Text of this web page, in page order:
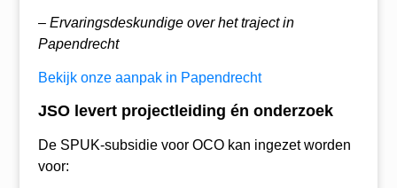
– Ervaringsdeskundige over het traject in
Papendrecht
Bekijk onze aanpak in Papendrecht
JSO levert projectleiding én onderzoek
De SPUK-subsidie voor OCO kan ingezet worden
voor: